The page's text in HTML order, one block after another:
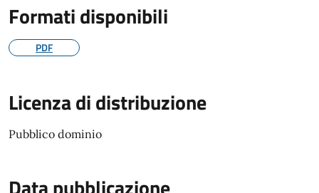
Formati disponibili
PDF
Licenza di distribuzione
Pubblico dominio